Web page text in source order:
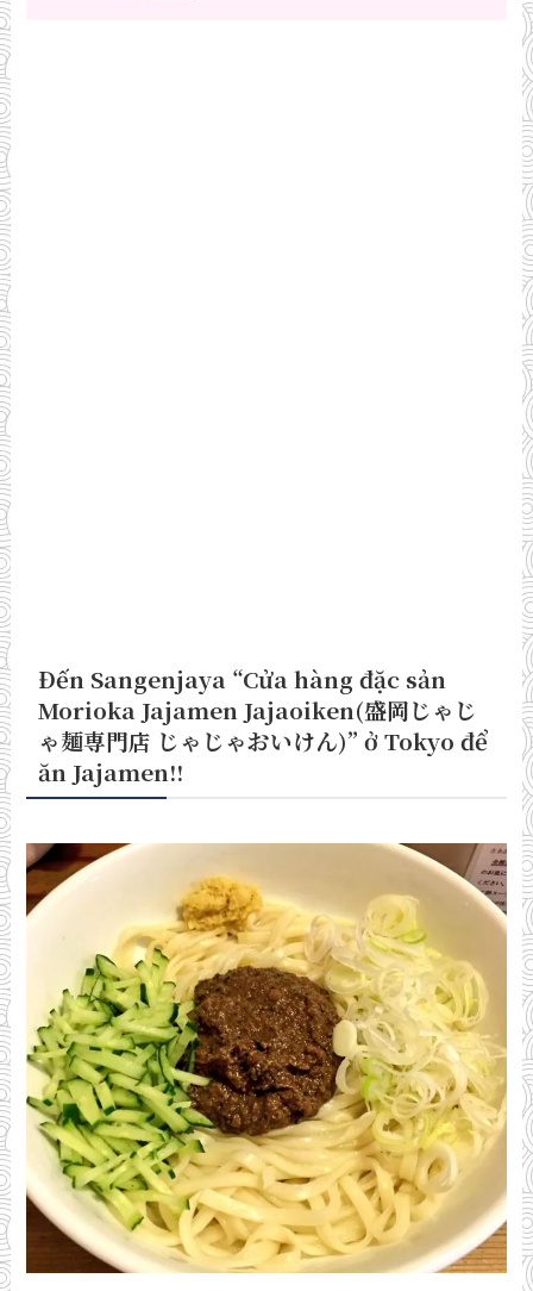
Đến Sangenjaya “Cửa hàng đặc sản
Morioka Jajamen Jajaoiken(盛岡じゃじ
ゃ麺専門店 じゃじゃおいけん)” ở Tokyo để
ăn Jajamen!!